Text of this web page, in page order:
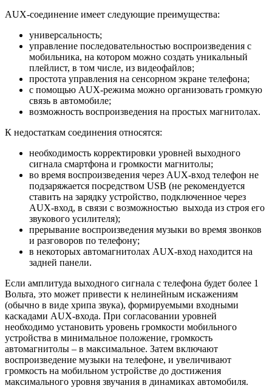
AUX-соединение имеет следующие преимущества:
универсальность;
управление последовательностью воспроизведения с
мобильника, на котором можно создать уникальный
плейлист, в том числе, из видеофайлов;
простота управления на сенсорном экране телефона;
с помощью AUX-режима можно организовать громкую
связь в автомобиле;
возможность воспроизведения на простых магнитолах.
К недостаткам соединения относятся:
необходимость корректировки уровней выходного
сигнала смартфона и громкости магнитолы;
во время воспроизведения через AUX-вход телефон не
подзаряжается посредством USB (не рекомендуется
ставить на зарядку устройство, подключенное через
AUX-вход, в связи с возможностью выхода из строя его
звукового усилителя);
прерывание воспроизведения музыки во время звонков
и разговоров по телефону;
в некоторых автомагнитолах AUX-вход находится на
задней панели.
Если амплитуда выходного сигнала с телефона будет более 1
Вольта, это может привести к нелинейным искажениям
(обычно в виде хрипа звука), формируемыми входными
каскадами AUX-входа. При согласовании уровней
необходимо установить уровень громкости мобильного
устройства в минимальное положение, громкость
автомагнитолы – в максимальное. Затем включают
воспроизведение музыки на телефоне, и увеличивают
громкость на мобильном устройстве до достижения
максимального уровня звучания в динамиках автомобиля.